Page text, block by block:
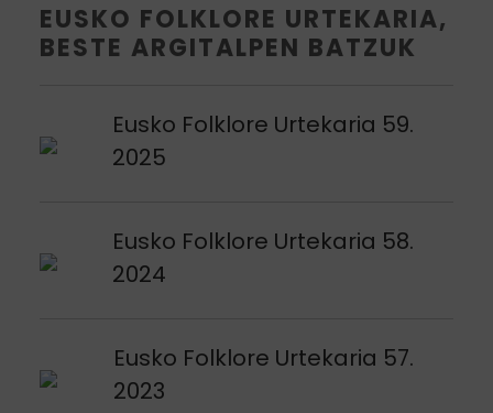
EUSKO FOLKLORE URTEKARIA,
BESTE ARGITALPEN BATZUK
Eusko Folklore Urtekaria 59.
2025
Argitalpena ikusi
Eusko Folklore Urtekaria 58.
2024
Argitalpena ikusi
Eusko Folklore Urtekaria 57.
2023
Argitalpena ikusi